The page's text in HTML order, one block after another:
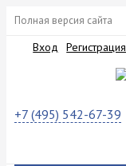
Полная версия сайта
Вход Регистрация
+7 (495) 542-67-39